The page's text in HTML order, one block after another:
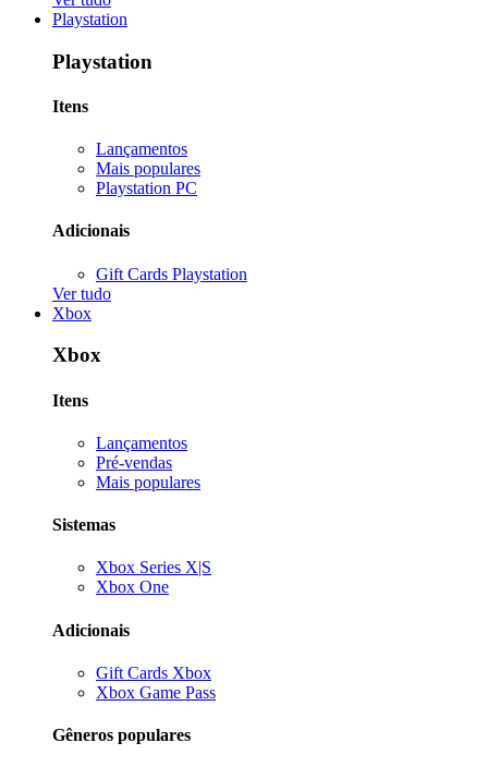
Playstation
Playstation
Itens
Lançamentos
Mais populares
Playstation PC
Adicionais
Gift Cards Playstation
Ver tudo
Xbox
Xbox
Itens
Lançamentos
Pré-vendas
Mais populares
Sistemas
Xbox Series X|S
Xbox One
Adicionais
Gift Cards Xbox
Xbox Game Pass
Gêneros populares